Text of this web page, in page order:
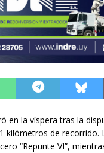
en la víspera tras la
kilómetros de recorrido.
“Repunte VI”,